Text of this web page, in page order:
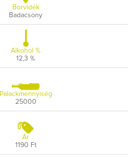
Borvidék
Badacsony
Alkohol %
12,3 %
Palackmennyiség
25000
Ár
1190 Ft